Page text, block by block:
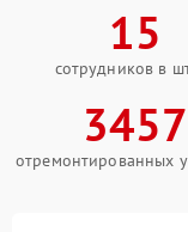
15
сотрудников в
3457
отремонтированных